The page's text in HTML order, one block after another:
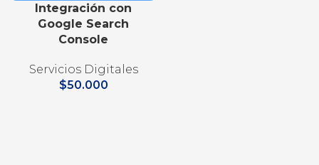
Integración con
Google Search
Console
Servicios Digitales
$50.000